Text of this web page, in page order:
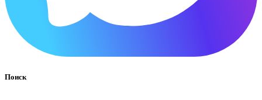
Поиск